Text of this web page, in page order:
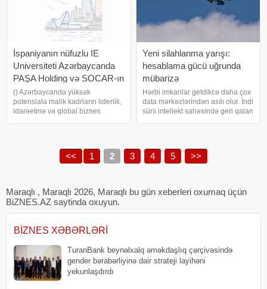
İspaniyanın nüfuzlu IE
Universiteti Azərbaycanda
PAŞA Holding və SOCAR-ın
dəstəyi ilə "Global MBA"
proqramına qəbul elan edir
() Azərbaycanda yüksək
potensiala malik kadrların liderlik,
idarəetmə və qlobal biznes
proqramına qəbul elan edilir.
Yeni silahlanma yarışı:
hesablama gücü uğrunda
mübarizə
Hərbi imkanlar getdikcə daha çox
data mərkəzlərindən asılı olur. İndi
süni intellekt sahəsində geri qalan
mərkəzində adi küçə mənzərəsi
görünür
<< 1 2 3 4 5 >>
Maraqlı , Maraqlı 2026, Maraqlı bu gün xeberleri oxumaq üçün
BiZNES.AZ saytinda oxuyun.
BIZNES XƏBƏRLƏRI
TuranBank beynəlxalq əməkdaşlıq çərçivəsində
gender bərabərliyinə dair strateji layihəni
yekunlaşdırdı